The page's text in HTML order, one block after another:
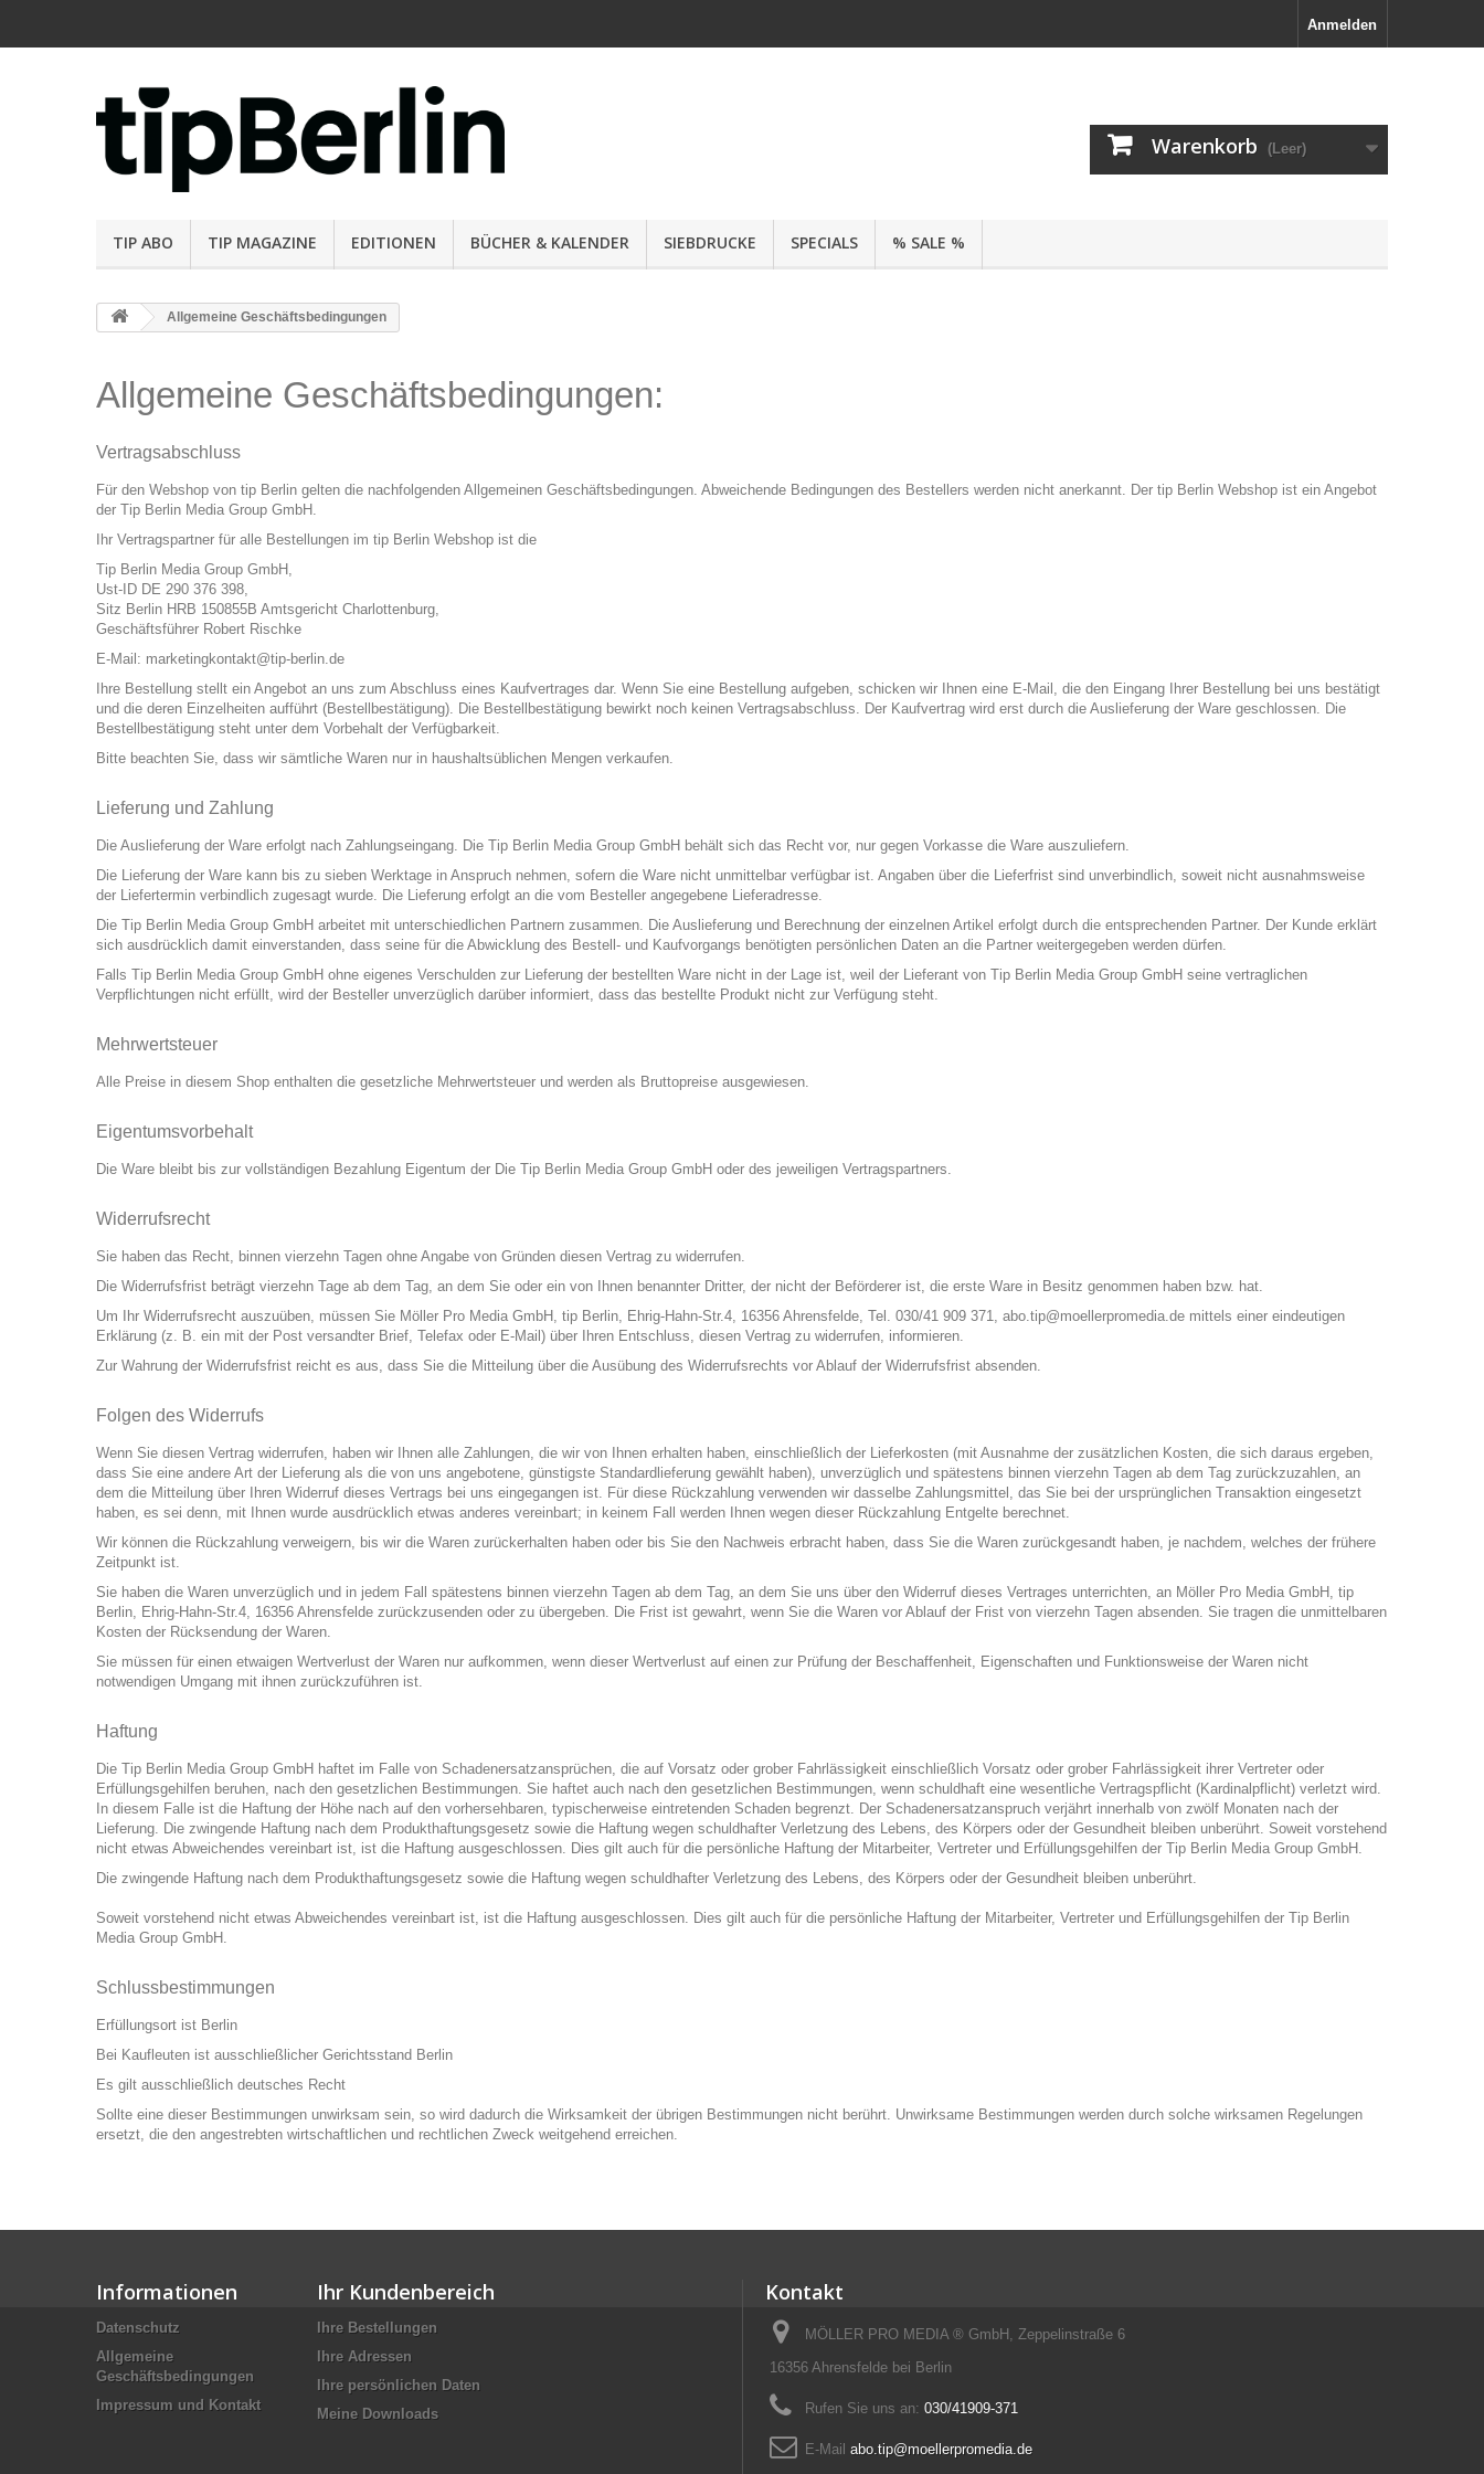
Anmelden
Warenkorb (Leer)
TIP ABO TIP MAGAZINE EDITIONEN BÜCHER & KALENDER SIEBDRUCKE SPECIALS % SALE %
Allgemeine Geschäftsbedingungen
Allgemeine Geschäftsbedingungen:
Vertragsabschluss
Für den Webshop von tip Berlin gelten die nachfolgenden Allgemeinen Geschäftsbedingungen. Abweichende Bedingungen des Bestellers werden nicht anerkannt. Der tip Berlin Webshop ist ein Angebot
der Tip Berlin Media Group GmbH.
Ihr Vertragspartner für alle Bestellungen im tip Berlin Webshop ist die
Tip Berlin Media Group GmbH,
Ust-ID DE 290 376 398,
Sitz Berlin HRB 150855B Amtsgericht Charlottenburg,
Geschäftsführer Robert Rischke
E-Mail: marketingkontakt@tip-berlin.de
Ihre Bestellung stellt ein Angebot an uns zum Abschluss eines Kaufvertrages dar. Wenn Sie eine Bestellung aufgeben, schicken wir Ihnen eine E-Mail, die den Eingang Ihrer Bestellung bei uns bestätigt
und die deren Einzelheiten aufführt (Bestellbestätigung). Die Bestellbestätigung bewirkt noch keinen Vertragsabschluss. Der Kaufvertrag wird erst durch die Auslieferung der Ware geschlossen. Die
Bestellbestätigung steht unter dem Vorbehalt der Verfügbarkeit.
Bitte beachten Sie, dass wir sämtliche Waren nur in haushaltsüblichen Mengen verkaufen.
Lieferung und Zahlung
Die Auslieferung der Ware erfolgt nach Zahlungseingang. Die Tip Berlin Media Group GmbH behält sich das Recht vor, nur gegen Vorkasse die Ware auszuliefern.
Die Lieferung der Ware kann bis zu sieben Werktage in Anspruch nehmen, sofern die Ware nicht unmittelbar verfügbar ist. Angaben über die Lieferfrist sind unverbindlich, soweit nicht ausnahmsweise
der Liefertermin verbindlich zugesagt wurde. Die Lieferung erfolgt an die vom Besteller angegebene Lieferadresse.
Die Tip Berlin Media Group GmbH arbeitet mit unterschiedlichen Partnern zusammen. Die Auslieferung und Berechnung der einzelnen Artikel erfolgt durch die entsprechenden Partner. Der Kunde erklärt
sich ausdrücklich damit einverstanden, dass seine für die Abwicklung des Bestell- und Kaufvorgangs benötigten persönlichen Daten an die Partner weitergegeben werden dürfen.
Falls Tip Berlin Media Group GmbH ohne eigenes Verschulden zur Lieferung der bestellten Ware nicht in der Lage ist, weil der Lieferant von Tip Berlin Media Group GmbH seine vertraglichen
Verpflichtungen nicht erfüllt, wird der Besteller unverzüglich darüber informiert, dass das bestellte Produkt nicht zur Verfügung steht.
Mehrwertsteuer
Alle Preise in diesem Shop enthalten die gesetzliche Mehrwertsteuer und werden als Bruttopreise ausgewiesen.
Eigentumsvorbehalt
Die Ware bleibt bis zur vollständigen Bezahlung Eigentum der Die Tip Berlin Media Group GmbH oder des jeweiligen Vertragspartners.
Widerrufsrecht
Sie haben das Recht, binnen vierzehn Tagen ohne Angabe von Gründen diesen Vertrag zu widerrufen.
Die Widerrufsfrist beträgt vierzehn Tage ab dem Tag, an dem Sie oder ein von Ihnen benannter Dritter, der nicht der Beförderer ist, die erste Ware in Besitz genommen haben bzw. hat.
Um Ihr Widerrufsrecht auszuüben, müssen Sie Möller Pro Media GmbH, tip Berlin, Ehrig-Hahn-Str.4, 16356 Ahrensfelde, Tel. 030/41 909 371, abo.tip@moellerpromedia.de mittels einer eindeutigen
Erklärung (z. B. ein mit der Post versandter Brief, Telefax oder E-Mail) über Ihren Entschluss, diesen Vertrag zu widerrufen, informieren.
Zur Wahrung der Widerrufsfrist reicht es aus, dass Sie die Mitteilung über die Ausübung des Widerrufsrechts vor Ablauf der Widerrufsfrist absenden.
Folgen des Widerrufs
Wenn Sie diesen Vertrag widerrufen, haben wir Ihnen alle Zahlungen, die wir von Ihnen erhalten haben, einschließlich der Lieferkosten (mit Ausnahme der zusätzlichen Kosten, die sich daraus ergeben,
dass Sie eine andere Art der Lieferung als die von uns angebotene, günstigste Standardlieferung gewählt haben), unverzüglich und spätestens binnen vierzehn Tagen ab dem Tag zurückzuzahlen, an
dem die Mitteilung über Ihren Widerruf dieses Vertrags bei uns eingegangen ist. Für diese Rückzahlung verwenden wir dasselbe Zahlungsmittel, das Sie bei der ursprünglichen Transaktion eingesetzt
haben, es sei denn, mit Ihnen wurde ausdrücklich etwas anderes vereinbart; in keinem Fall werden Ihnen wegen dieser Rückzahlung Entgelte berechnet.
Wir können die Rückzahlung verweigern, bis wir die Waren zurückerhalten haben oder bis Sie den Nachweis erbracht haben, dass Sie die Waren zurückgesandt haben, je nachdem, welches der frühere
Zeitpunkt ist.
Sie haben die Waren unverzüglich und in jedem Fall spätestens binnen vierzehn Tagen ab dem Tag, an dem Sie uns über den Widerruf dieses Vertrages unterrichten, an Möller Pro Media GmbH, tip
Berlin, Ehrig-Hahn-Str.4, 16356 Ahrensfelde zurückzusenden oder zu übergeben. Die Frist ist gewahrt, wenn Sie die Waren vor Ablauf der Frist von vierzehn Tagen absenden. Sie tragen die unmittelbaren
Kosten der Rücksendung der Waren.
Sie müssen für einen etwaigen Wertverlust der Waren nur aufkommen, wenn dieser Wertverlust auf einen zur Prüfung der Beschaffenheit, Eigenschaften und Funktionsweise der Waren nicht
notwendigen Umgang mit ihnen zurückzuführen ist.
Haftung
Die Tip Berlin Media Group GmbH haftet im Falle von Schadenersatzansprüchen, die auf Vorsatz oder grober Fahrlässigkeit einschließlich Vorsatz oder grober Fahrlässigkeit ihrer Vertreter oder
Erfüllungsgehilfen beruhen, nach den gesetzlichen Bestimmungen. Sie haftet auch nach den gesetzlichen Bestimmungen, wenn schuldhaft eine wesentliche Vertragspflicht (Kardinalpflicht) verletzt wird.
In diesem Falle ist die Haftung der Höhe nach auf den vorhersehbaren, typischerweise eintretenden Schaden begrenzt. Der Schadenersatzanspruch verjährt innerhalb von zwölf Monaten nach der
Lieferung. Die zwingende Haftung nach dem Produkthaftungsgesetz sowie die Haftung wegen schuldhafter Verletzung des Lebens, des Körpers oder der Gesundheit bleiben unberührt. Soweit vorstehend
nicht etwas Abweichendes vereinbart ist, ist die Haftung ausgeschlossen. Dies gilt auch für die persönliche Haftung der Mitarbeiter, Vertreter und Erfüllungsgehilfen der Tip Berlin Media Group GmbH.
Die zwingende Haftung nach dem Produkthaftungsgesetz sowie die Haftung wegen schuldhafter Verletzung des Lebens, des Körpers oder der Gesundheit bleiben unberührt.
Soweit vorstehend nicht etwas Abweichendes vereinbart ist, ist die Haftung ausgeschlossen. Dies gilt auch für die persönliche Haftung der Mitarbeiter, Vertreter und Erfüllungsgehilfen der Tip Berlin
Media Group GmbH.
Schlussbestimmungen
Erfüllungsort ist Berlin
Bei Kaufleuten ist ausschließlicher Gerichtsstand Berlin
Es gilt ausschließlich deutsches Recht
Sollte eine dieser Bestimmungen unwirksam sein, so wird dadurch die Wirksamkeit der übrigen Bestimmungen nicht berührt. Unwirksame Bestimmungen werden durch solche wirksamen Regelungen
ersetzt, die den angestrebten wirtschaftlichen und rechtlichen Zweck weitgehend erreichen.
Informationen
Datenschutz
Allgemeine
Geschäftsbedingungen
Impressum und Kontakt
Ihr Kundenbereich
Ihre Bestellungen
Ihre Adressen
Ihre persönlichen Daten
Meine Downloads
Kontakt
MÖLLER PRO MEDIA ® GmbH, Zeppelinstraße 6
16356 Ahrensfelde bei Berlin
Rufen Sie uns an: 030/41909-371
E-Mail abo.tip@moellerpromedia.de